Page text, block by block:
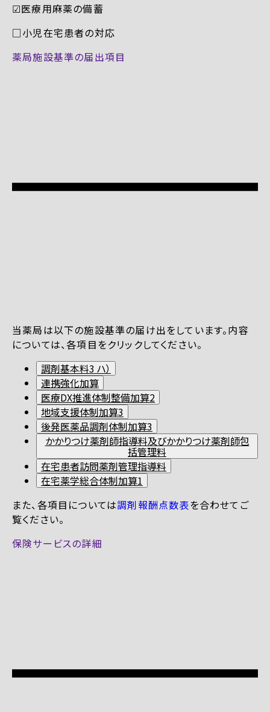
☑︎医療用麻薬の備蓄
□小児在宅患者の対応
薬局施設基準の届出項目
当薬局は以下の施設基準の届け出をしています。内容
については、各項目をクリックしてください。
調剤基本料3 ハ）
連携強化加算
医療DX推進体制整備加算2
地域支援体制加算3
後発医薬品調剤体制加算3
かかりつけ薬剤師指導料及びかかりつけ薬剤師包
括管理料
在宅患者訪問薬剤管理指導料
在宅薬学総合体制加算1
また、各項目については調剤報酬点数表を合わせてご
覧ください。
保険サービスの詳細